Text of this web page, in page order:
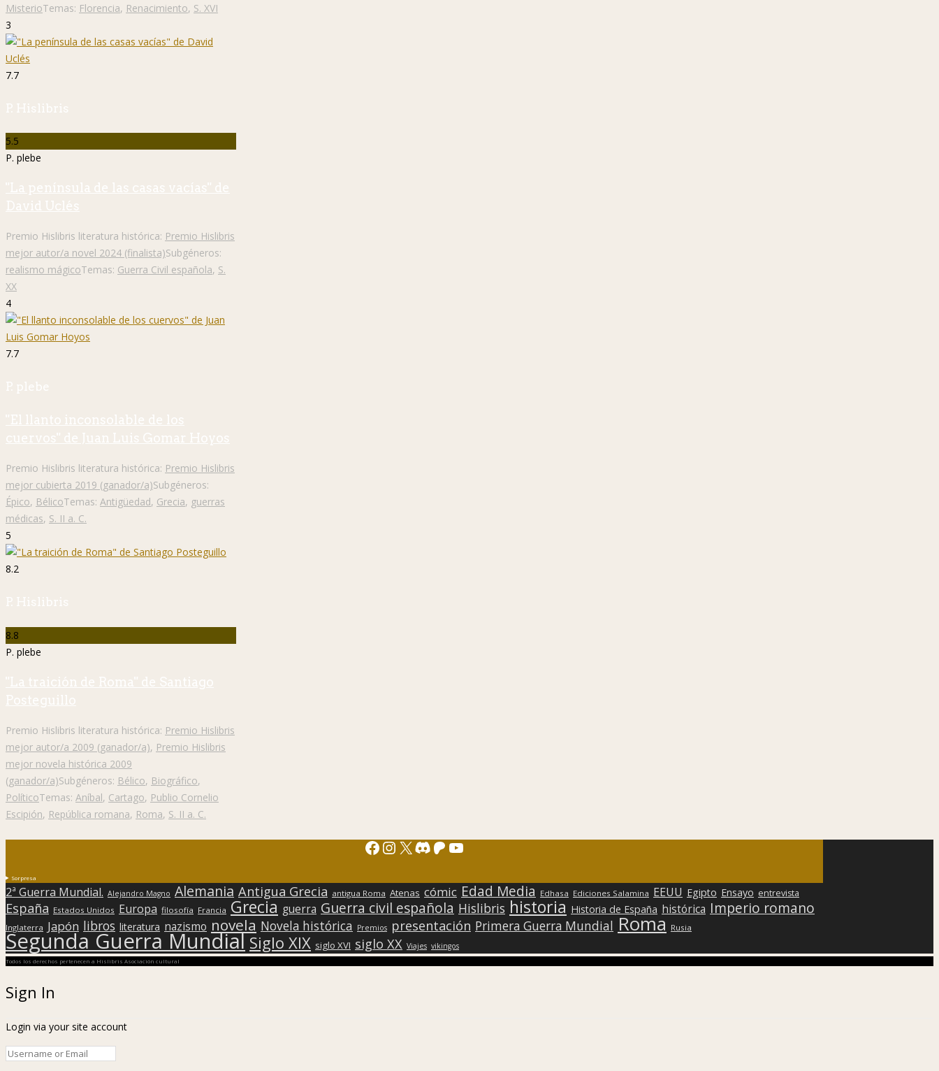
MisterioTemas: Florencia, Renacimiento, S. XVI
3
7.7
P. Hislibris
5.5
P. plebe
"La península de las casas vacías" de
David Uclés
Premio Hislibris literatura histórica: Premio Hislibris
mejor autor/a novel 2024 (finalista)Subgéneros:
realismo mágicoTemas: Guerra Civil española, S.
XX
4
7.7
P. plebe
"El llanto inconsolable de los
cuervos" de Juan Luis Gomar Hoyos
Premio Hislibris literatura histórica: Premio Hislibris
mejor cubierta 2019 (ganador/a)Subgéneros:
Épico, BélicoTemas: Antigüedad, Grecia, guerras
médicas, S. II a. C.
5
8.2
P. Hislibris
8.8
P. plebe
"La traición de Roma" de Santiago
Posteguillo
Premio Hislibris literatura histórica: Premio Hislibris
mejor autor/a 2009 (ganador/a), Premio Hislibris
mejor novela histórica 2009
(ganador/a)Subgéneros: Bélico, Biográfico,
PolíticoTemas: Aníbal, Cartago, Publio Cornelio
Escipión, República romana, Roma, S. II a. C.
Facebook
Instagram
X Discord
Patreon
YouTube
Sorpresa
2ª Guerra Mundial. Alejandro Magno Alemania Antigua Grecia antigua Roma Atenas cómic Edad Media Edhasa Ediciones Salamina EEUU Egipto Ensayo entrevista
España Estados Unidos Europa filosofía Francia Grecia guerra Guerra civil española Hislibris historia Historia de España histórica Imperio romano
Inglaterra Japón libros literatura nazismo novela Novela histórica Premios presentación Primera Guerra Mundial Roma Rusia
Segunda Guerra Mundial Siglo XIX siglo XVI siglo XX Viajes vikingos
Todos los derechos pertenecen a Hislibris Asociación cultural
Sign In
Login via your site account